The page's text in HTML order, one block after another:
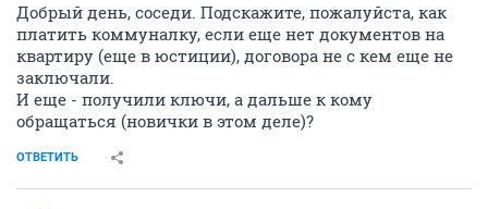
Добрый день, соседи. Подскажите, пожалуйста, как
платить коммуналку, если еще нет документов на
квартиру (еще в юстиции), договора не с кем еще не
заключали.
И еще - получили ключи, а дальше к кому
обращаться (новички в этом деле)?
ОТВЕТИТЬ